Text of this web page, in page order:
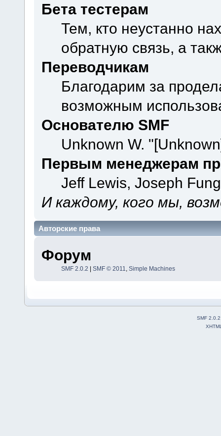
Бета тестерам
Тем, кто неустанно
обратную связь, а
Переводчикам
Благодарим за
возможным
Основателю SMF
Unknown W.
Первым менеджерам
Jeff Lewis, Joseph
И каждому, кого мы,
Авторские права
Форум
SMF 2.0.2 | SMF © 2011 Simple Machines
SMF 2.0.2